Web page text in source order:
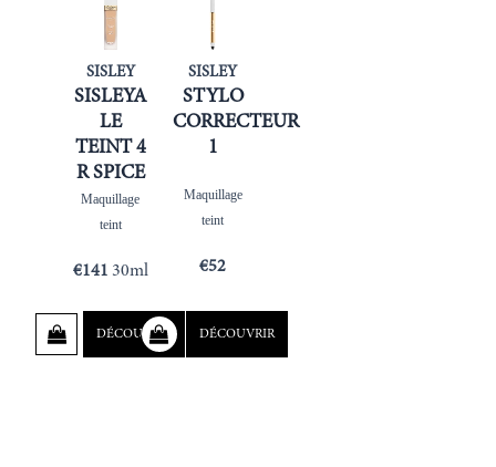
SISLEY
SISLEYA
LE
TEINT 4
R SPICE
Maquillage
teint
€141 30ml
DÉCOUVRIR
SISLEY
STYLO
CORRECTEUR
1
Maquillage
teint
€52
DÉCOUVRIR